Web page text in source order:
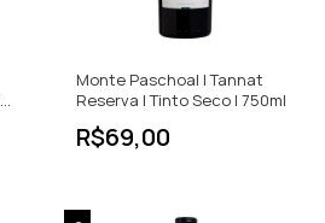
Monte Paschoal | Tannat
Reserva | Tinto Seco | 750ml
R$69,00